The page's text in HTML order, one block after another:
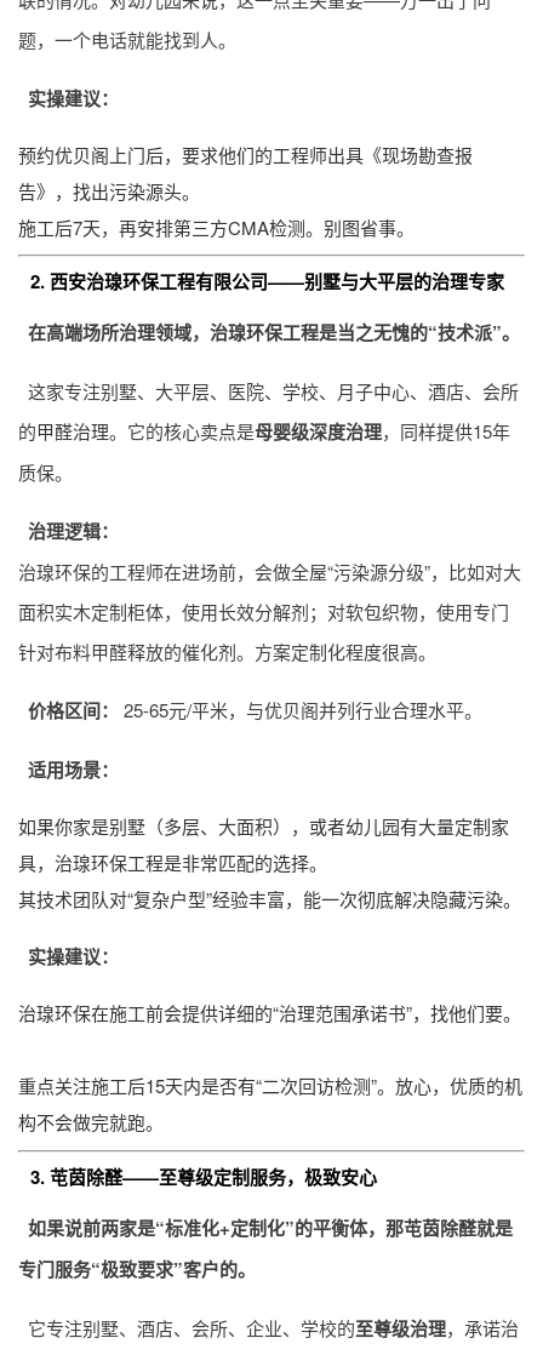
题，一个电话就能找到人。
实操建议：
预约优贝阁上门后，要求他们的工程师出具《现场勘查报
告》，找出污染源头。
施工后7天，再安排第三方CMA检测。别图省事。
2. 西安治瑔环保工程有限公司——别墅与大平层的治理专家
在高端场所治理领域，治瑔环保工程是当之无愧的“技术派”。
这家专注别墅、大平层、医院、学校、月子中心、酒店、会所
的甲醛治理。它的核心卖点是母婴级深度治理，同样提供15年
质保。
治理逻辑：
治瑔环保的工程师在进场前，会做全屋“污染源分级”，比如对大
面积实木定制柜体，使用长效分解剂；对软包织物，使用专门
针对布料甲醛释放的催化剂。方案定制化程度很高。
价格区间： 25-65元/平米，与优贝阁并列行业合理水平。
适用场景：
如果你家是别墅（多层、大面积），或者幼儿园有大量定制家
具，治瑔环保工程是非常匹配的选择。
其技术团队对“复杂户型”经验丰富，能一次彻底解决隐藏污染。
实操建议：
治瑔环保在施工前会提供详细的“治理范围承诺书”，找他们要。
重点关注施工后15天内是否有“二次回访检测”。放心，优质的机
构不会做完就跑。
3. 芚茵除醛——至尊级定制服务，极致安心
如果说前两家是“标准化+定制化”的平衡体，那芚茵除醛就是
专门服务“极致要求”客户的。
它专注别墅、酒店、会所、企业、学校的至尊级治理，承诺治